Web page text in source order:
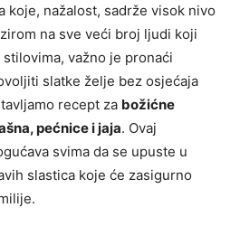
koje, nažalost, sadrže visok nivo
na sve veći broj ljudi koji
važno je pronaći
slatke želje bez osjećaja
recept za božićne
pećnice i jaja. Ovaj
svima da se upuste u
slastica koje će zasigurno